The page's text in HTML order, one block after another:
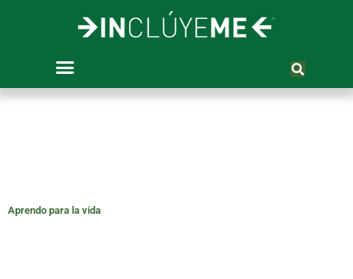
Aprendo para la vida